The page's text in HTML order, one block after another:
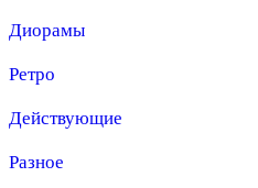
Диорамы
Ретро
Действующие
Разное